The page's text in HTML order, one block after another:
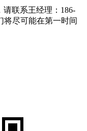
联系王经理：186-
将尽可能在第一时间